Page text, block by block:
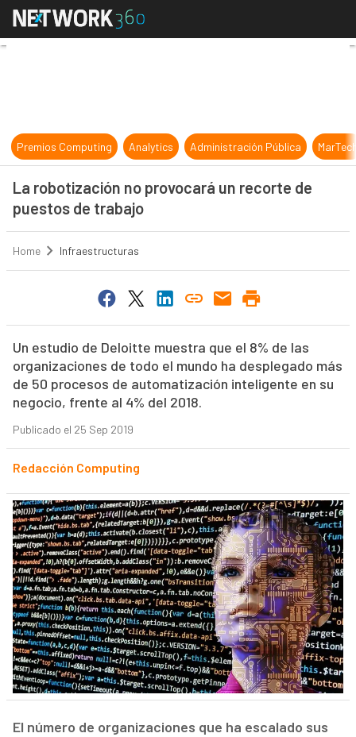
La robotización no provocará un
Premios Computing Analytics Administración Pública
La robotización no provocará un recorte de
puestos de trabajo
Home Infraestructuras
Un estudio de Deloitte muestra que el 8% de las
organizaciones de todo el mundo ha desplegado más
de 50 procesos de automatización inteligente en su
negocio, frente al 4% del 2018.
Publicado el 25 Sep 2019
Redacción Computing
El número de organizaciones que ha escalado sus